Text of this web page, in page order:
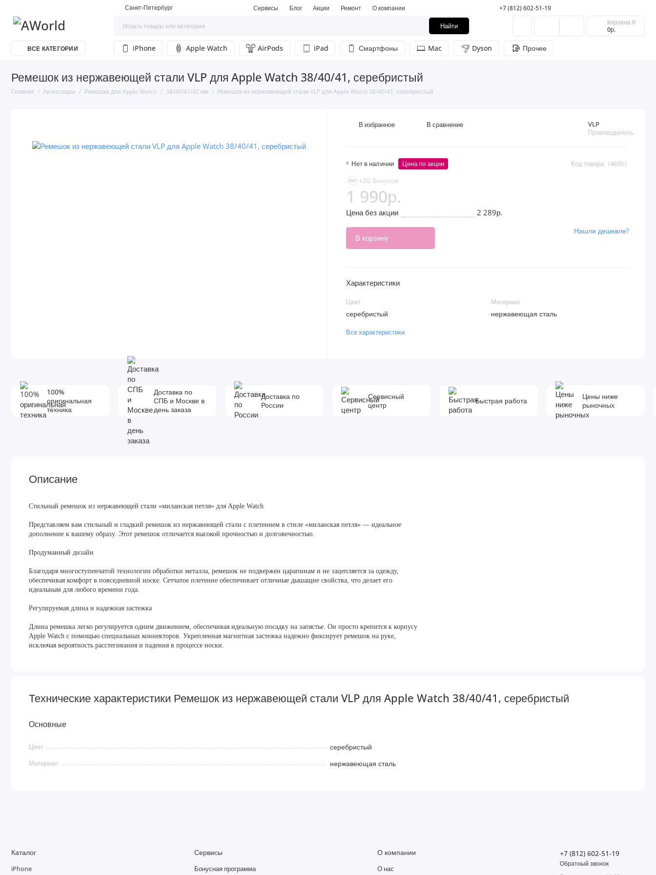
Санкт-Петербург Сервисы Блог Акции Ремонт О компании +7 (812) 602-51-19
Найти Корзина 0
0р.
ВСЕ КАТЕГОРИИ iPhone Apple Watch AirPods iPad Смартфоны Mac Dyson Прочее
Ремешок из нержавеющей стали VLP для Apple Watch 38/40/41, серебристый
Главная Аксессуары Ремешки для Apple Watch 38/40/41/42 мм Ремешок из нержавеющей стали VLP для Apple Watch 38/40/41, серебристый
Нет в наличии Код товара: 146951
Цена по акции
VLP
Производитель
+20 бонусов
1 990р.
Цена без акции 2 289р.
В корзину
Нашли дешевле?
В избранное В сравнение
Характеристики
Цвет
серебристый
Материал
нержавеющая сталь
Все характеристики
100%
оригинальная
техника
Доставка по
СПБ и Москве в
день заказа
Доставка по
России
Сервисный
центр
Быстрая работа
Цены ниже
рыночных
Описание
Стильный ремешок из нержавеющей стали «миланская петля» для Apple Watch
Представляем вам стильный и гладкий ремешок из нержавеющей стали с плетением в стиле «миланская петля» — идеальное
дополнение к вашему образу. Этот ремешок отличается высокой прочностью и долговечностью.
Продуманный дизайн
Благодаря многоступенчатой технологии обработки металла, ремешок не подвержен царапинам и не зацепляется за одежду,
обеспечивая комфорт в повседневной носке. Сетчатое плетение обеспечивает отличные дышащие свойства, что делает его
идеальным для любого времени года.
Регулируемая длина и надежная застежка
Длина ремешка легко регулируется одним движением, обеспечивая идеальную посадку на запястье. Он просто крепится к корпусу
Apple Watch с помощью специальных коннекторов. Укрепленная магнитная застежка надежно фиксирует ремешок на руке,
исключая вероятность расстегивания и падения в процессе носки.
Технические характеристики Ремешок из нержавеющей стали VLP для Apple Watch 38/40/41, серебристый
Основные
Цвет серебристый
Материал нержавеющая сталь
Каталог
iPhone
Сервисы
Бонусная программа
О компании
О нас
+7 (812) 602-51-19
Обратный звонок